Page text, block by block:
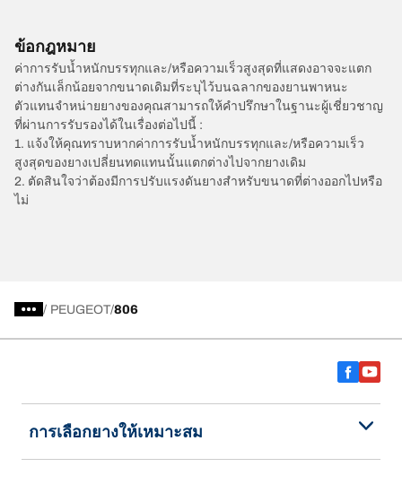
ข้อกฎหมาย
ค่าการรับน้ำหนักบรรทุกและ/หรือความเร็วสูงสุดที่แสดงอาจจะแตก
ต่างกันเล็กน้อยจากขนาดเดิมที่ระบุไว้บนฉลากของยานพาหนะ
ตัวแทนจำหน่ายยางของคุณสามารถให้คำปรึกษาในฐานะผู้เชี่ยวชาญ
ที่ผ่านการรับรองได้ในเรื่องต่อไปนี้ :
1. แจ้งให้คุณทราบหากค่าการรับน้ำหนักบรรทุกและ/หรือความเร็ว
สูงสุดของยางเปลี่ยนทดแทนนั้นแตกต่างไปจากยางเดิม
2. ตัดสินใจว่าต้องมีการปรับแรงดันยางสำหรับขนาดที่ต่างออกไปหรือ
ไม่
/ PEUGEOT 806
การเลือกยางให้เหมาะสม